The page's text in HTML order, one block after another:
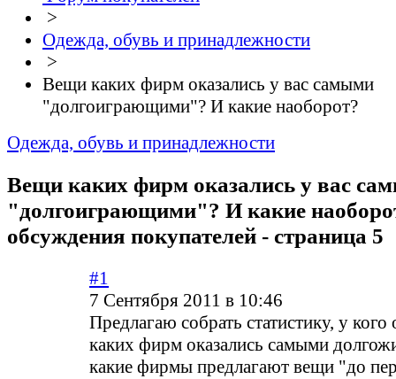
>
Одежда, обувь и принадлежности
>
Вещи каких фирм оказались у вас самыми
"долгоиграющими"? И какие наоборот?
Одежда, обувь и принадлежности
Вещи каких фирм оказались у вас
"долгоиграющими"? И какие
обсуждения покупателей - страница 5
#1
7 Сентября 2011 в 10:46
Предлагаю собрать статистику, у
каких фирм оказались самыми
какие фирмы предлагают вещи "до